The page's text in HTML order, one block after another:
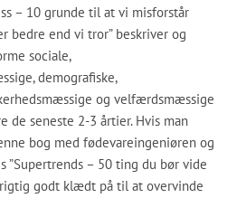
– 10 grunde til at vi misforstår
bedre end vi tror” beskriver og
sociale,
demografiske,
og velfærdsmæssige
de seneste 2-3 årtier. Hvis man
bog med fødevareingeniøren og
”Supertrends – 50 ting du bør vide
rigtig godt klædt på til at overvinde